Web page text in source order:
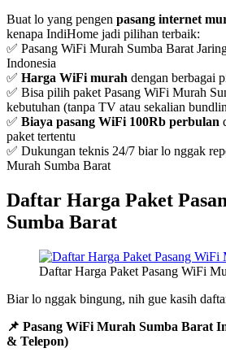
Buat lo yang pengen pasang internet
kenapa IndiHome jadi pilihan terbaik:
✅ Pasang WiFi Murah Sumba Barat
Indonesia
✅ Harga WiFi murah dengan berbagai
✅ Bisa pilih paket Pasang WiFi Murah
kebutuhan (tanpa TV atau sekalian
✅ Biaya pasang WiFi 100Rb perbulan
paket tertentu
✅ Dukungan teknis 24/7 biar lo nggak
Murah Sumba Barat
Daftar Harga Paket
Sumba Barat
Daftar Harga Paket Pasang WiFi
Biar lo nggak bingung, nih gue kasih
📌 Pasang WiFi Murah Sumba Barat
& Telepon)